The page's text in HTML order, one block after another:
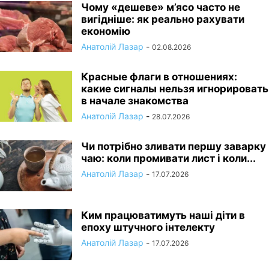
Чому «дешеве» м’ясо часто не
вигідніше: як реально рахувати
економію
Анатолій Лазар - 02.08.2026
Красные флаги в отношениях:
какие сигналы нельзя игнорировать
в начале знакомства
Анатолій Лазар - 28.07.2026
Чи потрібно зливати першу заварку
чаю: коли промивати лист і коли...
Анатолій Лазар - 17.07.2026
Ким працюватимуть наші діти в
епоху штучного інтелекту
Анатолій Лазар - 17.07.2026